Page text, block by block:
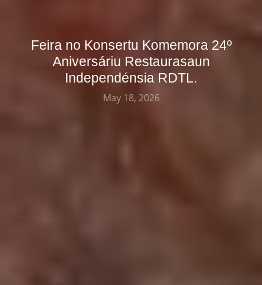
Feira no Konsertu Komemora 24º
Aniversáriu Restaurasaun
Independénsia RDTL.
May 18, 2026